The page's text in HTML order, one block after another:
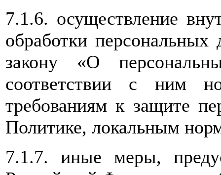
7.1.6. осуществление
обработки
закону «О
соответствии с ним
требованиям к защите
Политике, локальным
7.1.7. иные меры,